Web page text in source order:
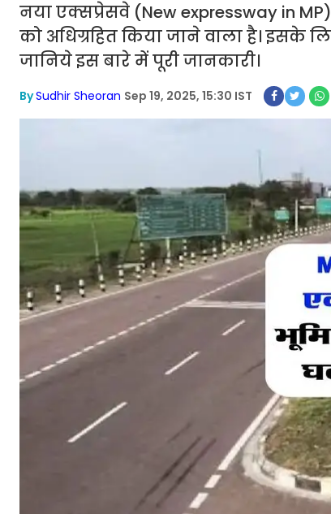
नया एक्सप्रेसवे (New expressway in
को अधिग्रहित किया जाने वाला है। इसके
जानिये इस बारे में पूरी जानकारी।
BySudhir Sheoran Sep 19, 2025, 15:30 IST